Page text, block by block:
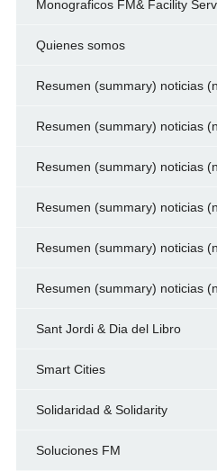
Monograficos FM& Facility
Quienes somos
Resumen (summary) noticias
Resumen (summary) noticias
Resumen (summary) noticias
Resumen (summary) noticias
Resumen (summary) noticias
Resumen (summary) noticias
Sant Jordi & Dia del Libro
Smart Cities
Solidaridad & Solidarity
Soluciones FM